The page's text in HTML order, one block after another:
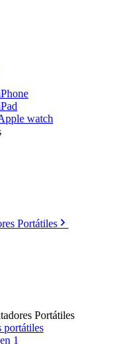
watch
Portátiles
Portátiles
portátiles
1